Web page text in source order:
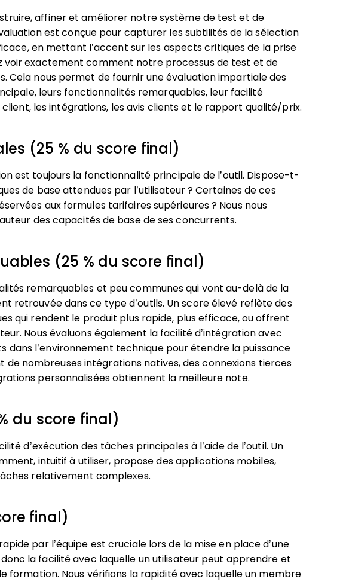
affiner et améliorer notre système de test et de
est conçue pour capturer les subtilités de la sélection
en mettant l’accent sur les aspects critiques de la prise
voir exactement comment notre processus de test et de
Cela nous permet de fournir une évaluation impartiale des
leurs fonctionnalités remarquables, leur facilité
client, les intégrations, les avis clients et le rapport qualité/prix.
(25 % du score final)
est toujours la fonctionnalité principale de l’outil. Dispose-t-
de base attendues par l’utilisateur ? Certaines de ces
aux formules tarifaires supérieures ? Nous nous
des capacités de base de ses concurrents.
(25 % du score final)
remarquables et peu communes qui vont au-delà de la
retrouvée dans ce type d’outils. Un score élevé reflète des
qui rendent le produit plus rapide, plus efficace, ou offrent
Nous évaluons également la facilité d’intégration avec
dans l’environnement technique pour étendre la puissance
de nombreuses intégrations natives, des connexions tierces
personnalisées obtiennent la meilleure note.
du score final)
d’exécution des tâches principales à l’aide de l’outil. Un
intuitif à utiliser, propose des applications mobiles,
relativement complexes.
final)
par l’équipe est cruciale lors de la mise en place d’une
la facilité avec laquelle un utilisateur peut apprendre et
formation. Nous vérifions la rapidité avec laquelle un membre